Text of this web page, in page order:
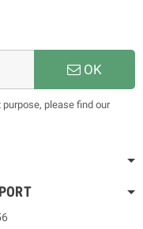
OK
please find our